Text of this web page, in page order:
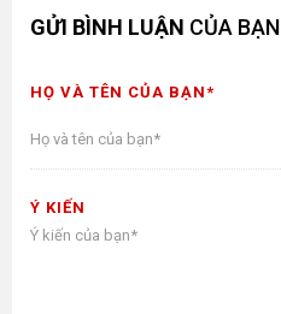
GỬI BÌNH LUẬN CỦA BẠN
HỌ VÀ TÊN CỦA BẠN*
Ý KIẾN